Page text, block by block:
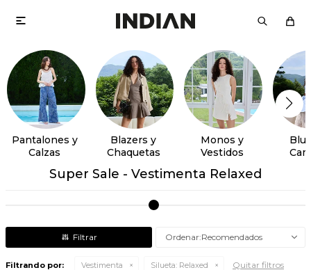

Pantalones y
Calzas
Blazers y
Chaquetas
Monos y
Vestidos
Super Sale - Vestimenta Relaxed
Recomendados
Filtrando por: Vestimenta Silueta: Relaxed Quitar filtros